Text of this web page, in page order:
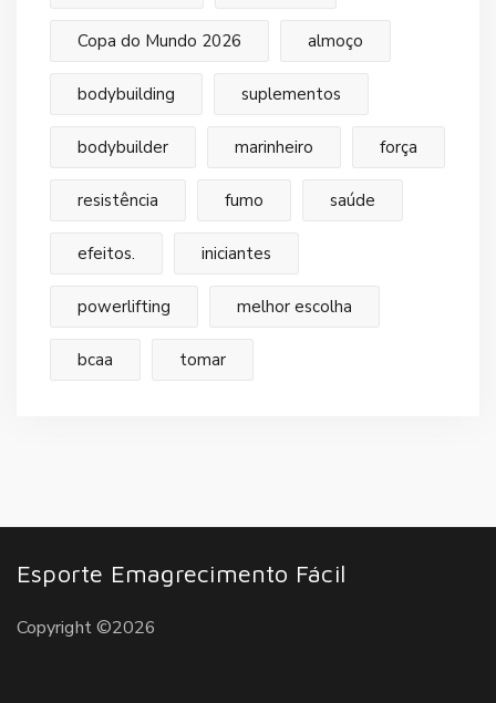
Copa do Mundo 2026 almoço
bodybuilding suplementos
bodybuilder marinheiro força
resistência fumo saúde
efeitos. iniciantes
powerlifting melhor escolha
bcaa tomar
Esporte Emagrecimento Fácil
Copyright ©2026